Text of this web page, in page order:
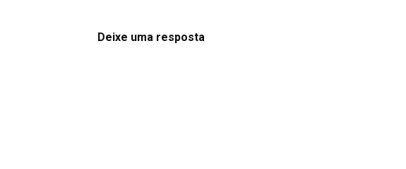
Deixe uma resposta